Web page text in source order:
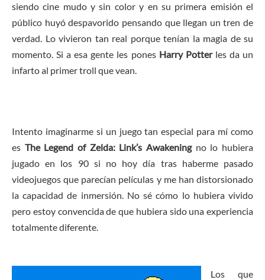
siendo cine mudo y sin color y en su primera emisión el
público huyó despavorido pensando que llegan un tren de
verdad. Lo vivieron tan real porque tenían la magia de su
momento. Si a esa gente les pones Harry Potterles da un
infarto al primer troll que vean.
Intento imaginarme si un juego tan especial para mí como
es The Legend of Zelda: Link’s Awakeningno lo hubiera
jugado en los 90 si no hoy día tras haberme pasado
videojuegos que parecían películas y me han distorsionado
la capacidad de inmersión. No sé cómo lo hubiera vivido
pero estoy convencida de que hubiera sido una experiencia
totalmente diferente.
Los que